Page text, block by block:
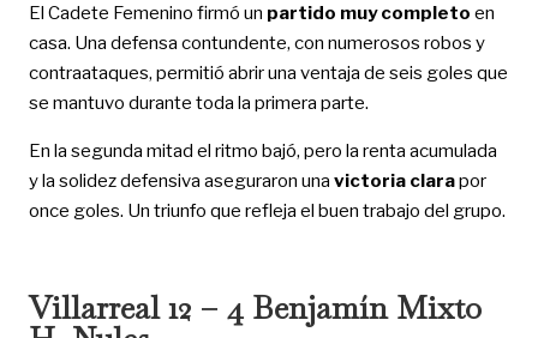
El Cadete Femenino firmó un partido muy completo en
casa. Una defensa contundente, con numerosos robos y
contraataques, permitió abrir una ventaja de seis goles que
se mantuvo durante toda la primera parte.
En la segunda mitad el ritmo bajó, pero la renta acumulada
y la solidez defensiva aseguraron una victoria clarapor
once goles. Un triunfo que refleja el buen trabajo del grupo.
Villarreal 12 – 4 Benjamín Mixto